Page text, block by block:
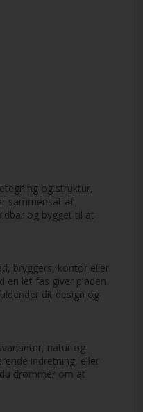
og struktur,
sammensat af
og bygget til at
bryggers, kontor eller
en let fas giver pladen
dit design og
natur og
indretning, eller
drømmer om at